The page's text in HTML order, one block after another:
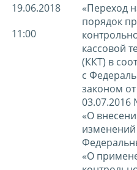
19.06.2018
11:00
«Переход
порядок
кассовой
(ККТ) в
с
законом от
«О
«О